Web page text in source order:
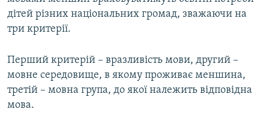
дітей різних національних громад, зважаючи на
три критерії.
Перший критерій – вразливість мови, другий –
мовне середовище, в якому проживає меншина,
третій – мовна група, до якої належить відповідна
мова.